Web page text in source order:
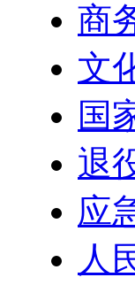
商
文
国
退
应
人